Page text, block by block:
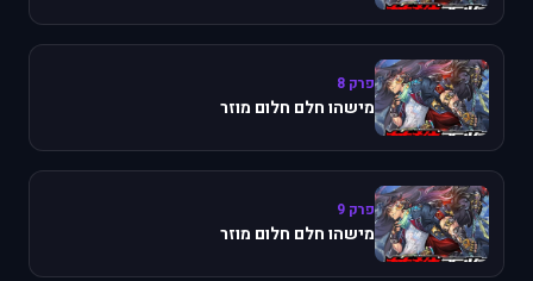
פרק 8
מישהו חלם חלום מוזר
פרק 9
מישהו חלם חלום מוזר